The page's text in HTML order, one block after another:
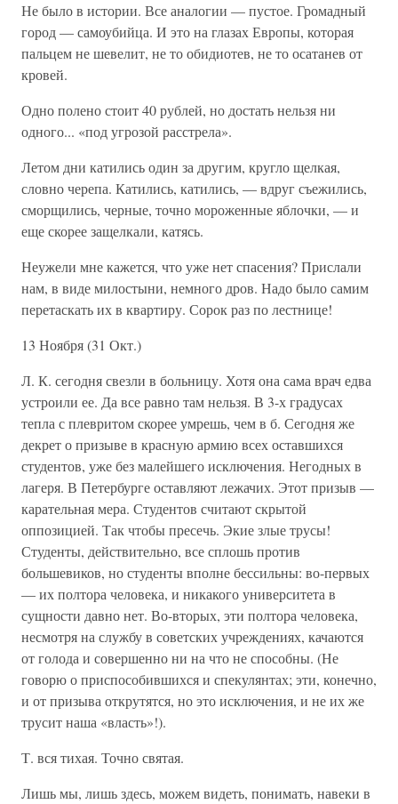
Не было в истории. Все аналогии — пустое. Громадный
город — самоубийца. И это на глазах Европы, которая
пальцем не шевелит, не то обидиотев, не то осатанев от
кровей.
Одно полено стоит 40 рублей, но достать нельзя ни
одного... «под угрозой расстрела».
Летом дни катились один за другим, кругло щелкая,
словно черепа. Катились, катились, — вдруг съежились,
сморщились, черные, точно мороженные яблочки, — и
еще скорее защелкали, катясь.
Неужели мне кажется, что уже нет спасения? Прислали
нам, в виде милостыни, немного дров. Надо было самим
перетаскать их в квартиру. Сорок раз по лестнице!
13 Ноября (31 Окт.)
Л. К. сегодня свезли в больницу. Хотя она сама врач едва
устроили ее. Да все равно там нельзя. В 3-х градусах
тепла с плевритом скорее умрешь, чем в б. Сегодня же
декрет о призыве в красную армию всех оставшихся
студентов, уже без малейшего исключения. Негодных в
лагеря. В Петербурге оставляют лежачих. Этот призыв —
карательная мера. Студентов считают скрытой
оппозицией. Так чтобы пресечь. Экие злые трусы!
Студенты, действительно, все сплошь против
большевиков, но студенты вполне бессильны: во-первых
— их полтора человека, и никакого университета в
сущности давно нет. Во-вторых, эти полтора человека,
несмотря на службу в советских учреждениях, качаются
от голода и совершенно ни на что не способны. (Не
говорю о приспособившихся и спекулянтах; эти, конечно,
и от призыва открутятся, но это исключения, и не их же
трусит наша «власть»!).
Т. вся тихая. Точно святая.
Лишь мы, лишь здесь, можем видеть, понимать, навеки в